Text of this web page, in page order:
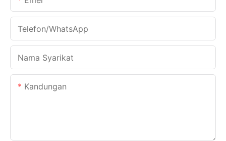
Telefon/WhatsApp
Nama Syarikat
Kandungan